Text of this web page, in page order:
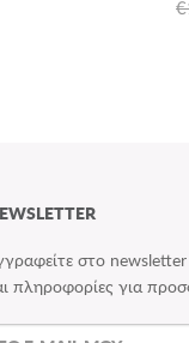
στο
πληροφορίες για